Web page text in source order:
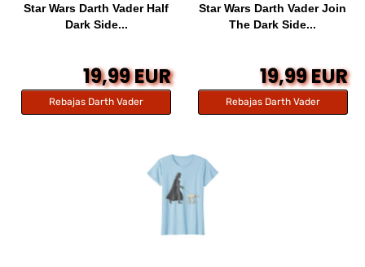
Star Wars Darth Vader Half
Dark Side...
19,99 EUR
Rebajas Darth Vader
Star Wars Darth Vader Join
The Dark Side...
19,99 EUR
Rebajas Darth Vader